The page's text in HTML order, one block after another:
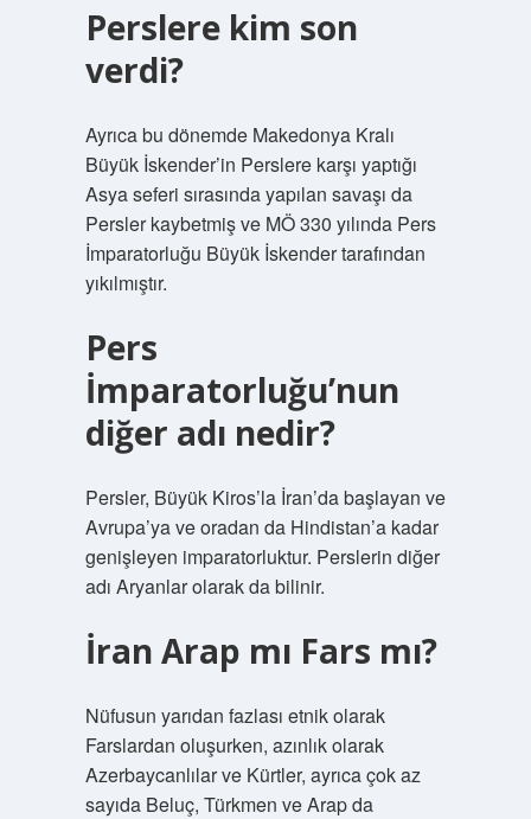
Perslere kim son
verdi?
Ayrıca bu dönemde Makedonya Kralı
Büyük İskender’in Perslere karşı yaptığı
Asya seferi sırasında yapılan savaşı da
Persler kaybetmiş ve MÖ 330 yılında Pers
İmparatorluğu Büyük İskender tarafından
yıkılmıştır.
Pers
İmparatorluğu’nun
diğer adı nedir?
Persler, Büyük Kiros’la İran’da başlayan ve
Avrupa’ya ve oradan da Hindistan’a kadar
genişleyen imparatorluktur. Perslerin diğer
adı Aryanlar olarak da bilinir.
İran Arap mı Fars mı?
Nüfusun yarıdan fazlası etnik olarak
Farslardan oluşurken, azınlık olarak
Azerbaycanlılar ve Kürtler, ayrıca çok az
sayıda Beluç, Türkmen ve Arap da